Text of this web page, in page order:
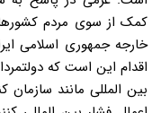
کمک از سوی مردم
خارجه جمهوری اسلامی
اقدام این است که
بین المللی مانند